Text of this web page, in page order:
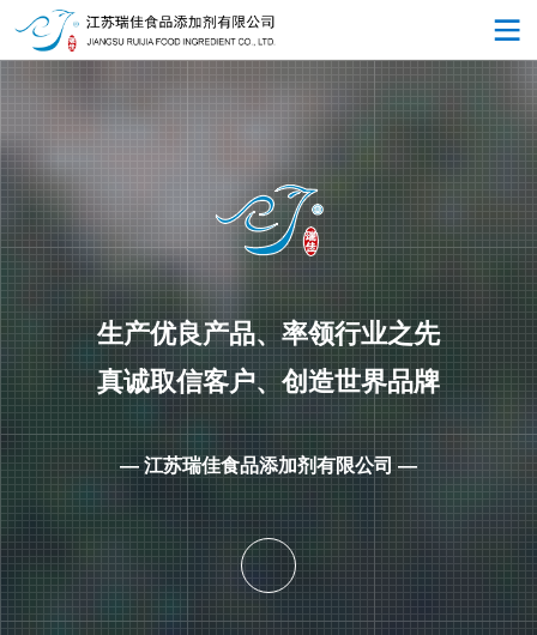
生产优良产品、率领行业之先
真诚取信客户、创造世界品牌
— 江苏瑞佳食品添加剂有限公司 —